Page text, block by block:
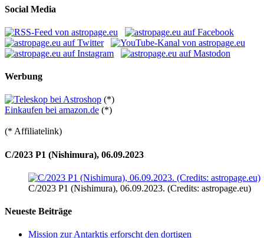
Social Media
Werbung
(*)
Einkaufen bei amazon.de (*)
(* Affiliatelink)
C/2023 P1 (Nishimura), 06.09.2023
C/2023 P1 (Nishimura), 06.09.2023. (Credits: astropage.eu)
Neueste Beiträge
Mission zur Antarktis erforscht den dortigen